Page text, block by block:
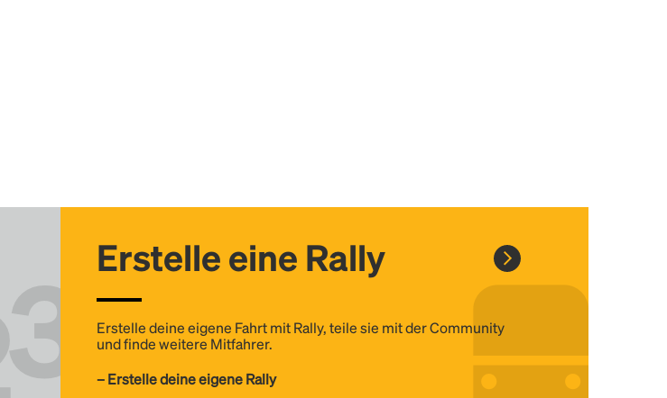
Erstelle eine Rally
Erstelle deine eigene Fahrt mit Rally, teile sie mit der Community
und finde weitere Mitfahrer.
– Erstelle deine eigene Rally